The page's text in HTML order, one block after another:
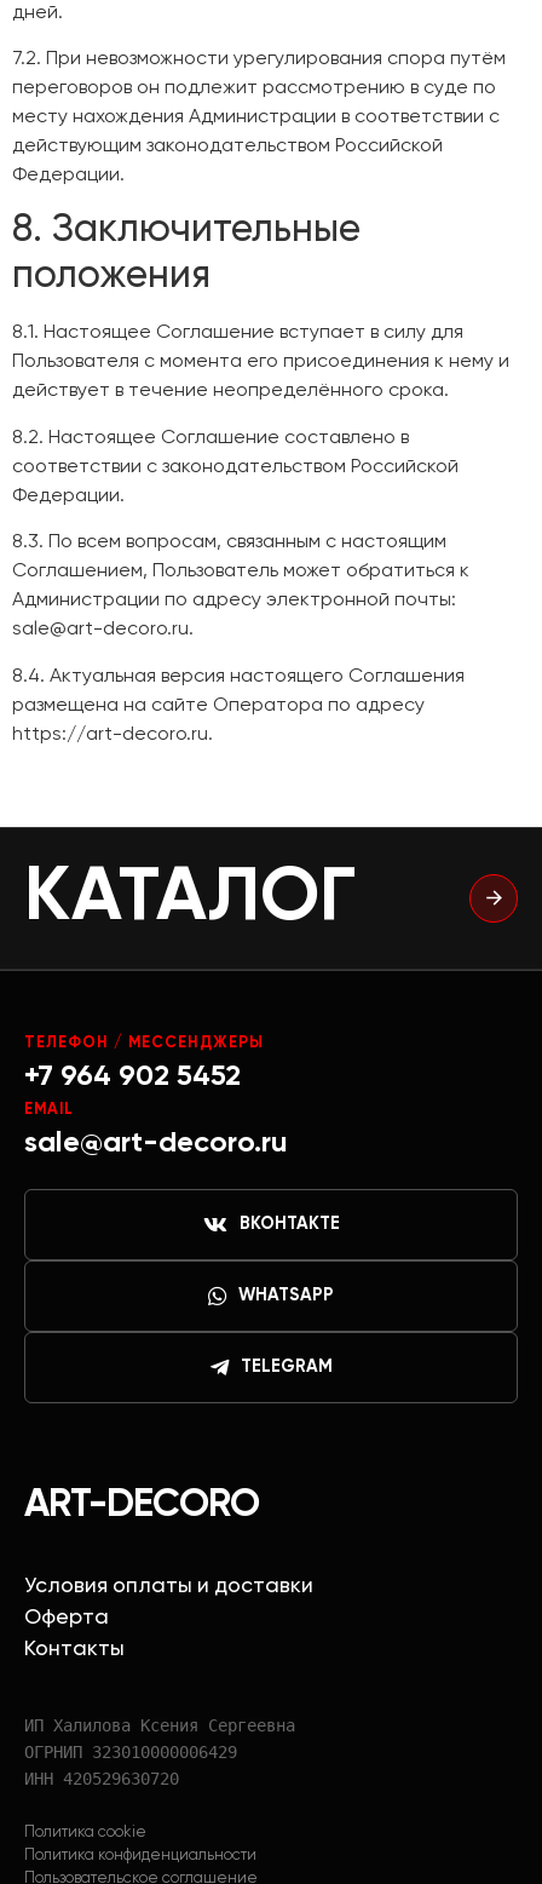
дней.
7.2. При невозможности урегулирования спора путём
переговоров он подлежит рассмотрению в суде по
месту нахождения Администрации в соответствии с
действующим законодательством Российской
Федерации.
8. Заключительные
положения
8.1. Настоящее Соглашение вступает в силу для
Пользователя с момента его присоединения к нему и
действует в течение неопределённого срока.
8.2. Настоящее Соглашение составлено в
соответствии с законодательством Российской
Федерации.
8.3. По всем вопросам, связанным с настоящим
Соглашением, Пользователь может обратиться к
Администрации по адресу электронной почты:
sale@art-decoro.ru.
8.4. Актуальная версия настоящего Соглашения
размещена на сайте Оператора по адресу
https://art-decoro.ru.
КАТАЛОГ
ART-DECORO
Условия оплаты и доставки
Оферта
Контакты
ИП Халилова Ксения Сергеевна
ОГРНИП 323010000006429
ИНН 420529630720
Политика cookie
Политика конфиденциальности
Пользовательское соглашение
ТЕЛЕФОН / МЕССЕНДЖЕРЫ
+7 964 902 5452
EMAIL
sale@art-decoro.ru
ВКОНТАКТЕ
WHATSAPP
TELEGRAM